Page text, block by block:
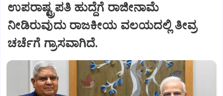
ಉಪರಾಷ್ಟ್ರಪತಿ ಹುದ್ದೆಗೆ ರಾಜೀನಾಮೆ
ನೀಡಿರುವುದು ರಾಜಕೀಯ ವಲಯದಲ್ಲಿ ತೀವ್ರ
ಚರ್ಚೆಗೆ ಗ್ರಾಸವಾಗಿದೆ.